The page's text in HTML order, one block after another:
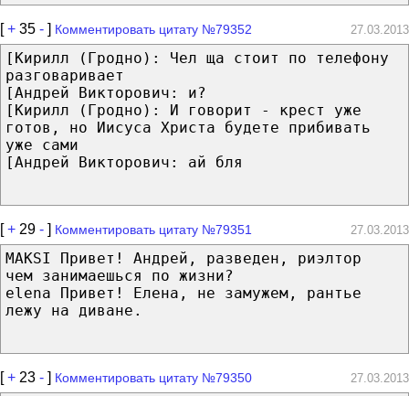
[+ 35 - ] Комментировать цитату №79352 27.03.2013
[Кирилл (Гродно): Чел ща стоит по телефону
разговаривает
[Андрей Викторович: и?
[Кирилл (Гродно): И говорит - крест уже
готов, но Иисуса Христа будете прибивать
уже сами
[Андрей Викторович: ай бля
[+ 29 - ] Комментировать цитату №79351 27.03.2013
MAKSI Привет! Андрей, разведен, риэлтор
чем занимаешься по жизни?
elena Привет! Елена, не замужем, рантье
лежу на диване.
[+ 23 - ] Комментировать цитату №79350 27.03.2013